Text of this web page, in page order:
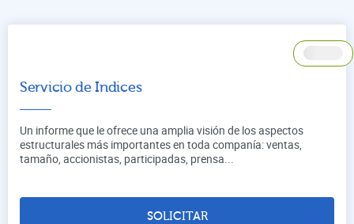
Servicio de Indices
Un informe que le ofrece una amplia visión de los aspectos
estructurales más importantes en toda companía: ventas,
tamaño, accionistas, participadas, prensa...
SOLICITAR